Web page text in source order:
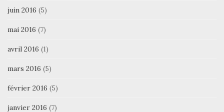
juin 2016 (5)
mai 2016 (7)
avril 2016 (1)
mars 2016 (5)
février 2016 (5)
janvier 2016 (7)